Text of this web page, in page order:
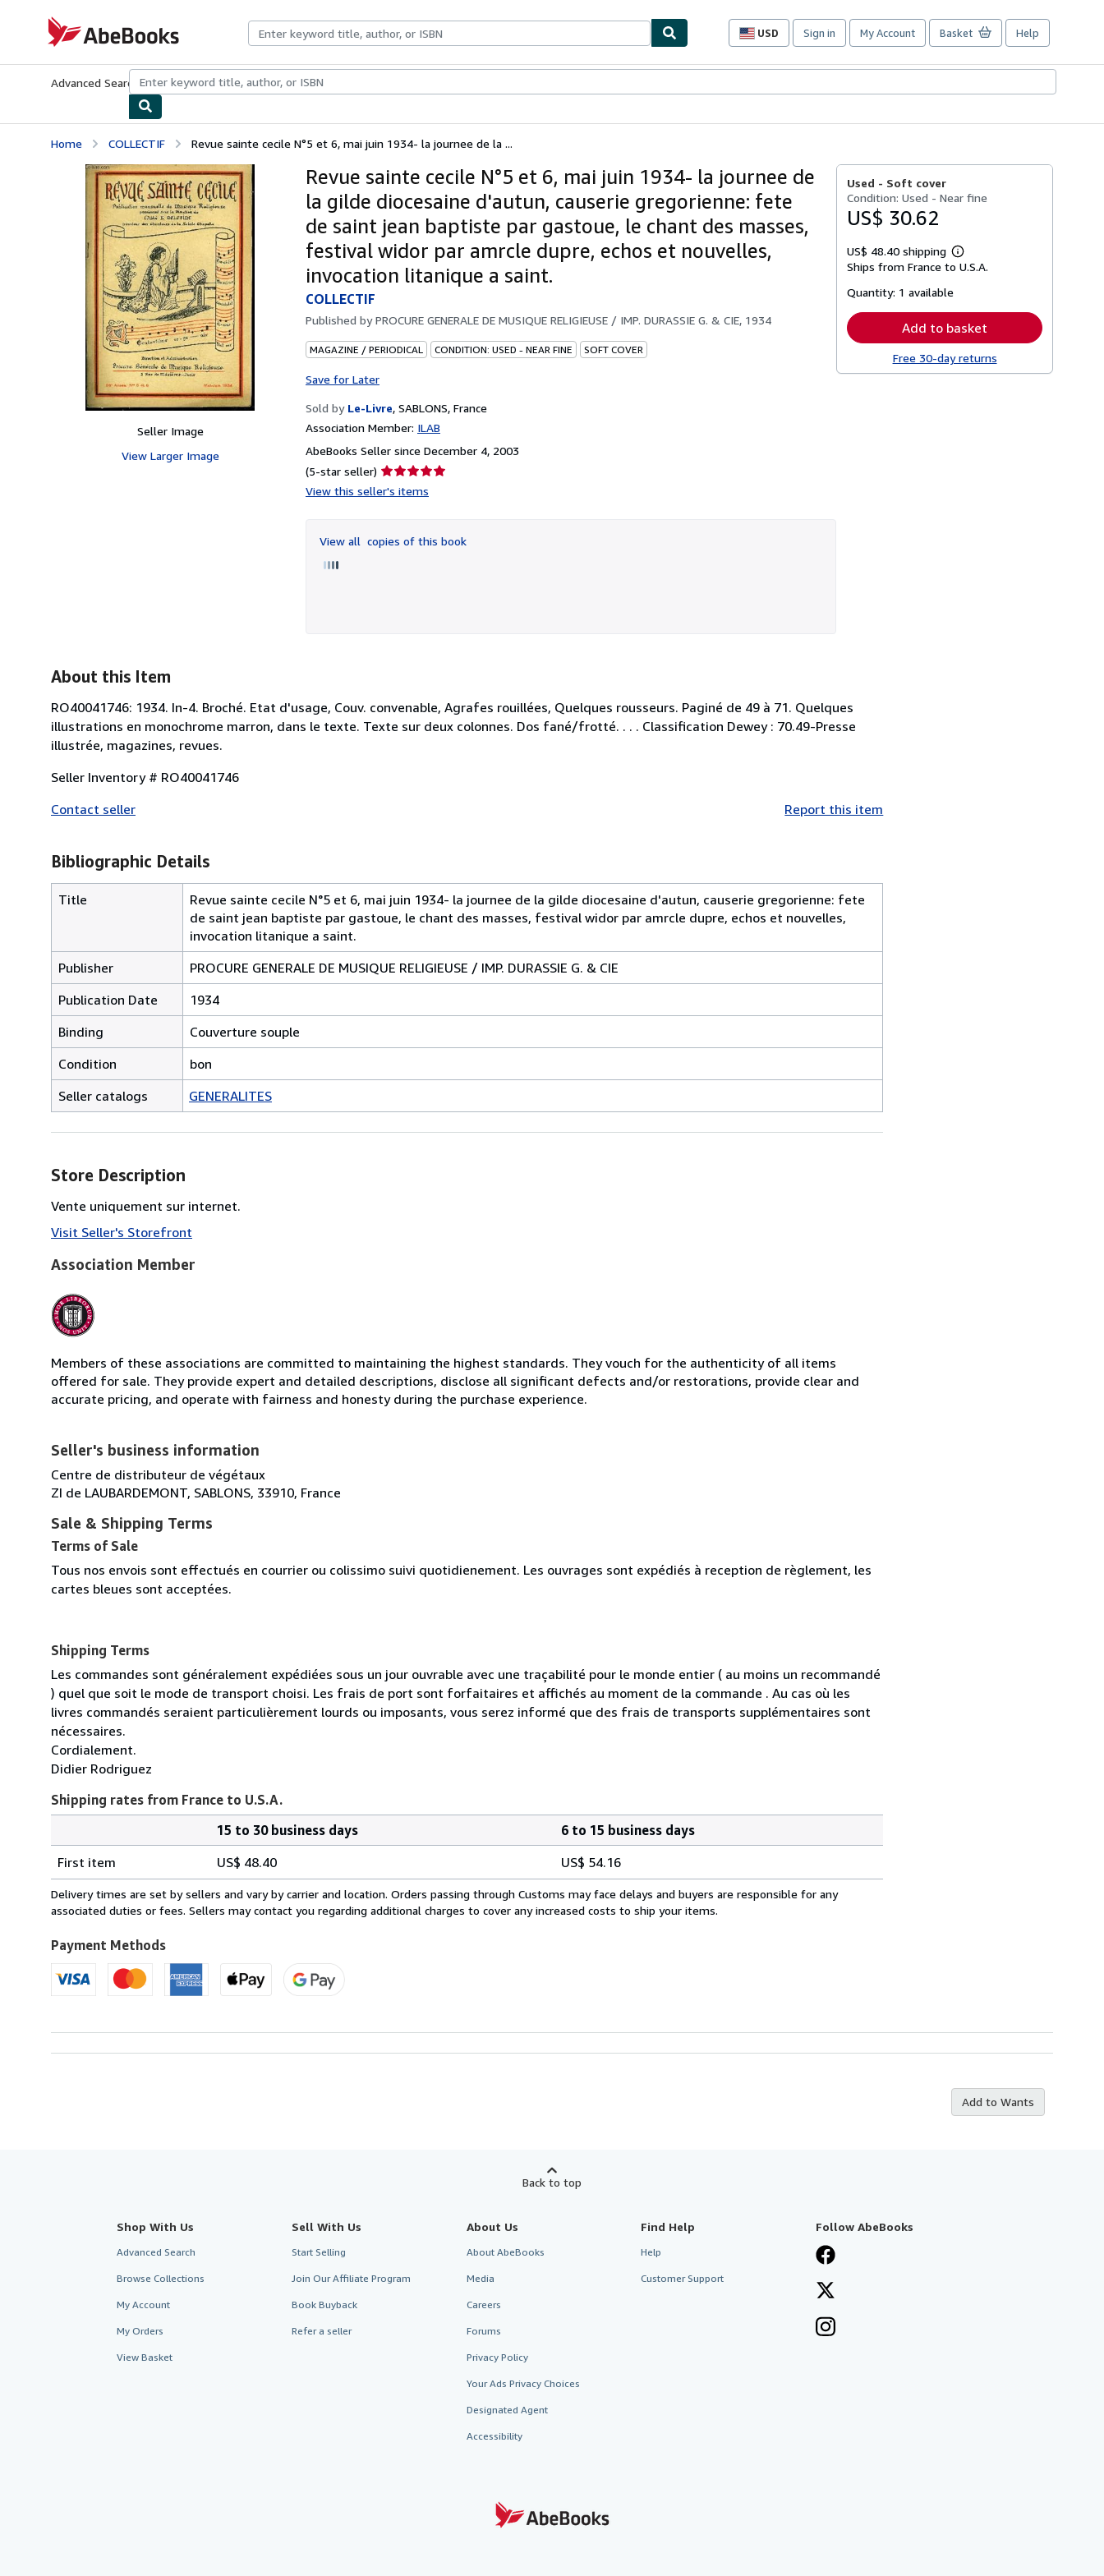
AbeBooks.com
USD
Site
preferences
Sign in My Account Basket Help
Advanced Search Browse CollectionsRare BooksArt & Collectibles
Home COLLECTIF Revue sainte cecile N°5 et 6, mai juin 1934- la journee de la ...
Seller Image
View Larger Image
Revue sainte cecile N°5 et 6, mai juin 1934- la journee de
la gilde diocesaine d'autun, causerie gregorienne: fete
de saint jean baptiste par gastoue, le chant des masses,
festival widor par amrcle dupre, echos et nouvelles,
invocation litanique a saint.
COLLECTIF
Published byPROCURE GENERALE DE MUSIQUE RELIGIEUSE / IMP. DURASSIE G. & CIE, 1934
MAGAZINE / PERIODICAL CONDITION: USED - NEAR FINE SOFT COVER
Save for Later
Sold by Le-Livre, SABLONS, France
Association Member: ILAB
AbeBooks Seller since December 4, 2003
(5-star seller) Seller
rating
of
5
View this seller's items
View all copies of this book
Used - Soft cover
Condition: Used - Near fine
US$ 30.62
US$ 48.40 shipping
Learn
more
Ships from France to U.S.A.
Quantity: 1 available
Add to basket
Free 30-day returns
About this Item
RO40041746: 1934. In-4. Broché. Etat d'usage, Couv. convenable, Agrafes rouillées, Quelques rousseurs. Paginé de 49 à 71. Quelques
illustrations en monochrome marron, dans le texte. Texte sur deux colonnes. Dos fané/frotté. . . . Classification Dewey : 70.49-Presse
illustrée, magazines, revues.
Seller Inventory # RO40041746
Contact seller
Report this item
Bibliographic Details
Title
Revue sainte cecile N°5 et 6, mai juin 1934- la journee de la gilde diocesaine d'autun, causerie gregorienne: fete
de saint jean baptiste par gastoue, le chant des masses, festival widor par amrcle dupre, echos et nouvelles,
invocation litanique a saint.
Publisher
PROCURE GENERALE DE MUSIQUE RELIGIEUSE / IMP. DURASSIE G. & CIE
Publication Date
1934
Binding
Couverture souple
Condition
bon
Seller catalogs
GENERALITES
Store Description
Vente uniquement sur internet.
Visit Seller's Storefront
Association Member
Members of these associations are committed to maintaining the highest standards. They vouch for the authenticity of all items
offered for sale. They provide expert and detailed descriptions, disclose all significant defects and/or restorations, provide clear and
accurate pricing, and operate with fairness and honesty during the purchase experience.
Seller's business information
Centre de distributeur de végétaux
ZI de LAUBARDEMONT, SABLONS, 33910, France
Sale & Shipping Terms
Terms of Sale
Tous nos envois sont effectués en courrier ou colissimo suivi quotidienement. Les ouvrages sont expédiés à reception de règlement, les
cartes bleues sont acceptées.
Shipping Terms
Les commandes sont généralement expédiées sous un jour ouvrable avec une traçabilité pour le monde entier ( au moins un recommandé
) quel que soit le mode de transport choisi. Les frais de port sont forfaitaires et affichés au moment de la commande . Au cas où les
livres commandés seraient particulièrement lourds ou imposants, vous serez informé que des frais de transports supplémentaires sont
nécessaires.
Cordialement.
Didier Rodriguez
Shipping rates from France to U.S.A.
rates
from
France
U.S.A.
15 to 30 business days
6 to 15 business days
First item
US$ 48.40 US$ 54.16
Delivery times are set by sellers and vary by carrier and location. Orders passing through Customs may face delays and buyers are responsible for any
associated duties or fees. Sellers may contact you regarding additional charges to cover any increased costs to ship your items.
Payment Methods
Add to Wants
Back to top
Shop With Us
Advanced Search
Browse Collections
My Account
My Orders
View Basket
Sell With Us
Start Selling
Join Our Affiliate Program
Book Buyback
Refer a seller
About Us
About AbeBooks
Media
Careers
Forums
Privacy Policy
Your Ads Privacy Choices
Designated Agent
Accessibility
Find Help
Help
Customer Support
Follow AbeBooks